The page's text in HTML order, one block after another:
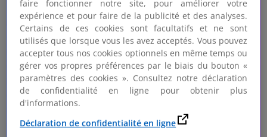
faire fonctionner notre site, pour améliorer votre
expérience et pour faire de la publicité et des analyses.
Certains de ces cookies sont facultatifs et ne sont
utilisés que lorsque vous les avez acceptés. Vous pouvez
accepter tous nos cookies optionnels en même temps ou
gérer vos propres préférences par le biais du bouton «
paramètres des cookies ». Consultez notre déclaration
de confidentialité en ligne pour obtenir plus
d'informations.
Déclaration de confidentialité en ligne